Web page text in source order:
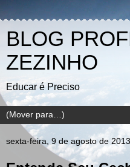
BLOG
ZEZINHO
Educar é Preciso
sexta-feira, 9 de agosto de 2013